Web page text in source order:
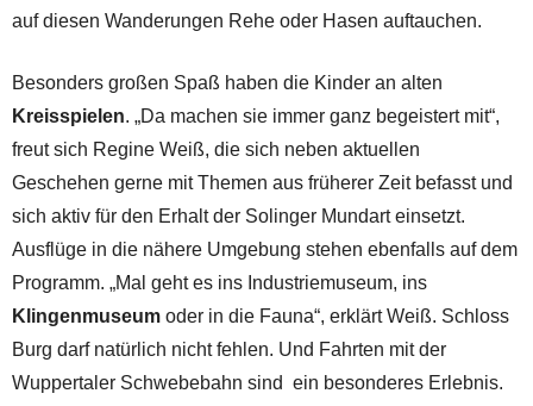
auf diesen Wanderungen Rehe oder Hasen auftauchen.
Besonders großen Spaß haben die Kinder an alten
Kreisspielen. „Da machen sie immer ganz begeistert mit“,
freut sich Regine Weiß, die sich neben aktuellen
Geschehen gerne mit Themen aus früherer Zeit befasst und
sich aktiv für den Erhalt der Solinger Mundart einsetzt.
Ausflüge in die nähere Umgebung stehen ebenfalls auf dem
Programm. „Mal geht es ins Industriemuseum, ins
Klingenmuseum oder in die Fauna“, erklärt Weiß. Schloss
Burg darf natürlich nicht fehlen. Und Fahrten mit der
Wuppertaler Schwebebahn sind ein besonderes Erlebnis.